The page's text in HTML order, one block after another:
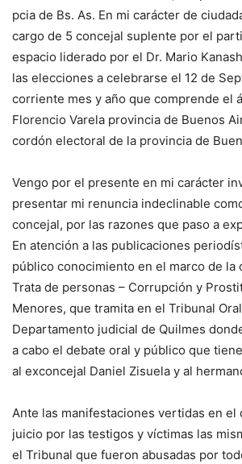
pcia de Bs. As. En mi carácter de
cargo de 5 concejal suplente por el
espacio liderado por el Dr. Mario
las elecciones a celebrarse el 12 de
corriente mes y año que comprende el
Florencio Varela provincia de Buenos
cordón electoral de la provincia de
Vengo por el presente en mi carácter
presentar mi renuncia indeclinable
concejal, por las razones que paso a
En atención a las publicaciones
público conocimiento en el marco de la
Trata de personas – Corrupción y
Menores, que tramita en el Tribunal
Departamento judicial de Quilmes
a cabo el debate oral y público que
al exconcejal Daniel Zisuela y al
Ante las manifestaciones vertidas en el
juicio por las testigos y víctimas las
el Tribunal que fueron abusadas por